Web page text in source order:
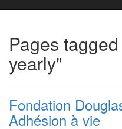
Pages
yearly"
Fondation
Adhésion à vie